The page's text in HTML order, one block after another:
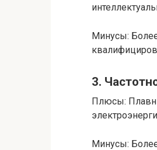
Минусы:
3.
Плюсы:
Минусы: